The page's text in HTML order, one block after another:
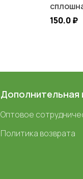
150.0₽
Дополнительная
Оптовое
Политика возврата